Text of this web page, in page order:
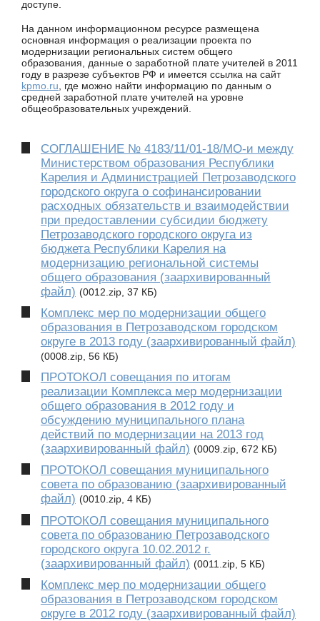
доступе.
На данном информационном ресурсе размещена
основная информация о реализации проекта по
модернизации региональных систем общего
образования, данные о заработной плате учителей в 2011
году в разрезе субъектов РФ и имеется ссылка на сайт
kpmo.ru, где можно найти информацию по данным о
средней заработной плате учителей на уровне
общеобразовательных учреждений.
СОГЛАШЕНИЕ № 4183/11/01-18/МО-и между
Министерством образования Республики
Карелия и Администрацией Петрозаводского
городского округа о софинансировании
расходных обязательств и взаимодействии
при предоставлении субсидии бюджету
Петрозаводского городского округа из
бюджета Республики Карелия на
модернизацию региональной системы
общего образования (заархивированный
файл) (0012.zip, 37 КБ)
Комплекс мер по модернизации общего
образования в Петрозаводском городском
округе в 2013 году (заархивированный файл)
(0008.zip, 56 КБ)
ПРОТОКОЛ совещания по итогам
реализации Комплекса мер модернизации
общего образования в 2012 году и
обсуждению муниципального плана
действий по модернизации на 2013 год
(заархивированный файл) (0009.zip, 672 КБ)
ПРОТОКОЛ совещания муниципального
совета по образованию (заархивированный
файл) (0010.zip, 4 КБ)
ПРОТОКОЛ совещания муниципального
совета по образованию Петрозаводского
городского округа 10.02.2012 г.
(заархивированный файл) (0011.zip, 5 КБ)
Комплекс мер по модернизации общего
образования в Петрозаводском городском
округе в 2012 году (заархивированный файл)